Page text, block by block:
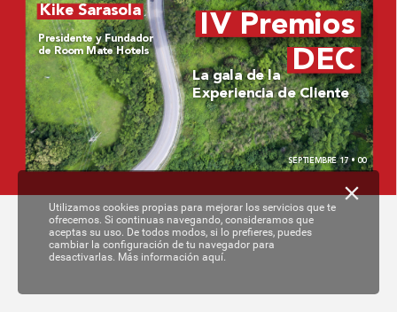
IV Premios
DEC
SEPTIEMBRE 17 • 00
Kike Sarasola
Presidente y Fundador
de Room Mate Hotels
La gala de la
Experiencia de Cliente
Utilizamos cookies propias para mejorar los servicios que te
ofrecemos. Si continuas navegando, consideramos que
aceptas su uso. De todos modos, si lo prefieres, puedes
cambiar la configuración de tu navegador para
desactivarlas. Más información aquí.